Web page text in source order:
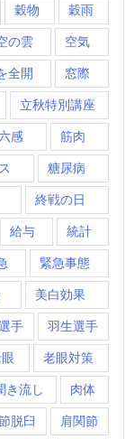
穀物 穀雨
の雲 空気
全開 窓際
立秋特別講座
感 筋肉
糖尿病
終戦の日
給与 統計
緊急事態
美白効果
手 羽生選手
老眼対策
き流し 肉体
脱臼 肩関節